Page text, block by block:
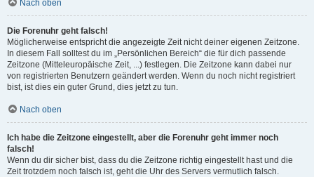
Nach oben
Die Forenuhr geht falsch!
Möglicherweise entspricht die angezeigte Zeit nicht deiner eigenen Zeitzone.
In diesem Fall solltest du im „Persönlichen Bereich“ die für dich passende
Zeitzone (Mitteleuropäische Zeit, ...) festlegen. Die Zeitzone kann dabei nur
von registrierten Benutzern geändert werden. Wenn du noch nicht registriert
bist, ist dies ein guter Grund, dies jetzt zu tun.
Nach oben
Ich habe die Zeitzone eingestellt, aber die Forenuhr geht immer noch
falsch!
Wenn du dir sicher bist, dass du die Zeitzone richtig eingestellt hast und die
Zeit trotzdem noch falsch ist, geht die Uhr des Servers vermutlich falsch.